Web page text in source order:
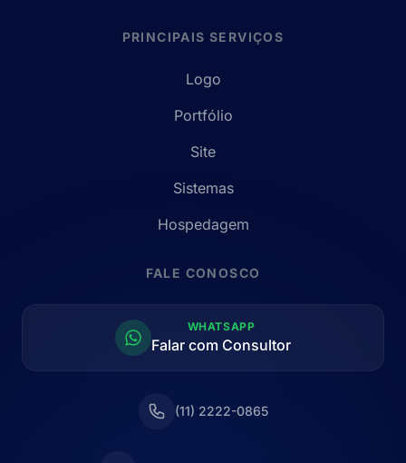
PRINCIPAIS SERVIÇOS
Logo
Portfólio
Site
Sistemas
Hospedagem
FALE CONOSCO
WHATSAPP
Falar com Consultor
(11) 2222-0865